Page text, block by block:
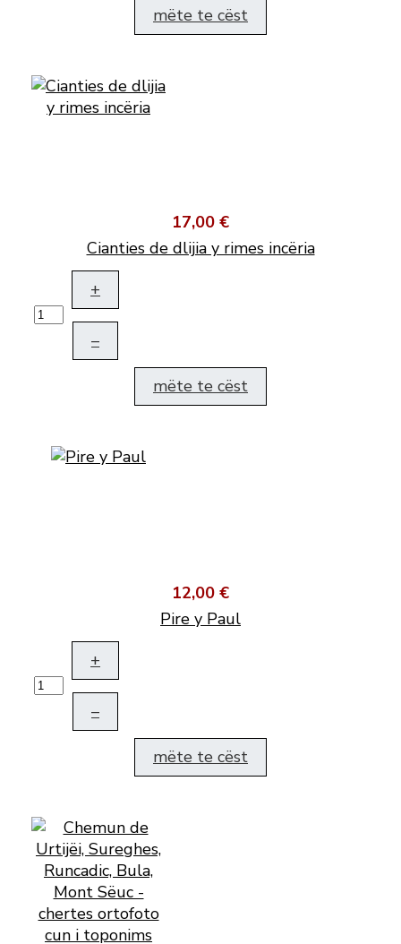
mëte te cëst
17,00 €
Cianties de dlijia y rimes incëria
+
–
mëte te cëst
12,00 €
Pire y Paul
+
–
mëte te cëst